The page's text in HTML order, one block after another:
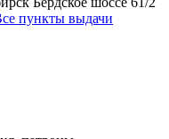
пункты выдачи